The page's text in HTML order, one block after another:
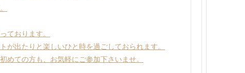
ております。
出たりと楽しいひと時を過ごしておられます。
めての方も、お気軽にご参加下さいませ。